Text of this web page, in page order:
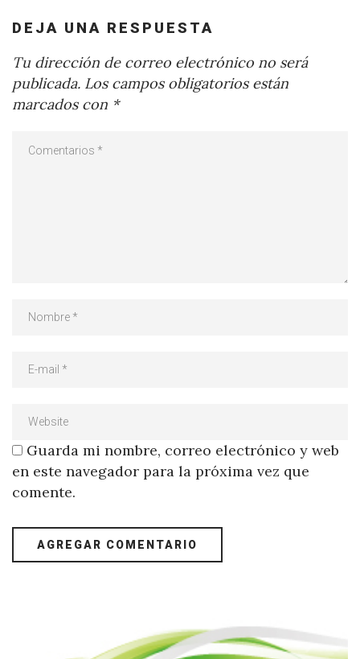
DEJA UNA RESPUESTA
Tu dirección de correo electrónico no será
publicada. Los campos obligatorios están
marcados con *
Guarda mi nombre, correo electrónico y web
en este navegador para la próxima vez que
comente.